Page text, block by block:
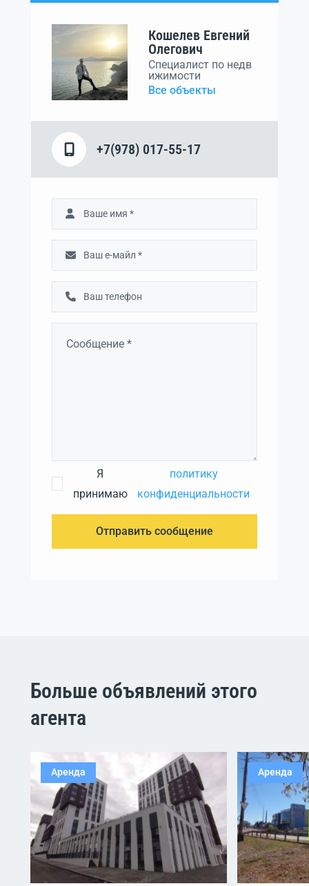
Кошелев Евгений
Олегович
Специалист по недв
ижимости
Все объекты
+7(978) 017-55-17
Я
принимаю
политику
конфиденциальности
Отправить сообщение
Больше объявлений этого
агента
Аренда Аренда